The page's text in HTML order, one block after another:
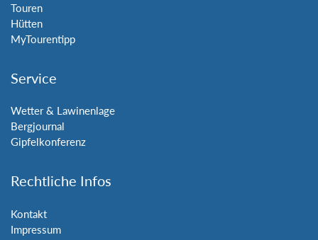
Touren
Hütten
MyTourentipp
Service
Wetter & Lawinenlage
Bergjournal
Gipfelkonferenz
Rechtliche Infos
Kontakt
Impressum